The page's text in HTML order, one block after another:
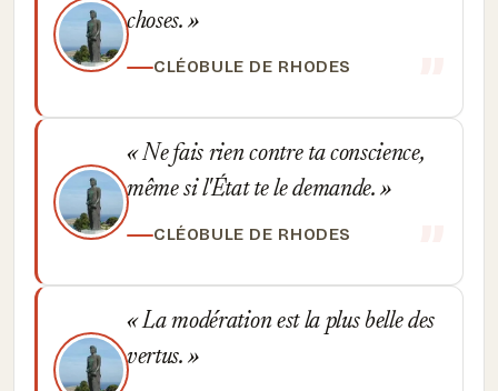
choses.
CLÉOBULE DE RHODES
Ne fais rien contre ta conscience,
même si l'État te le demande.
CLÉOBULE DE RHODES
La modération est la plus belle des
vertus.